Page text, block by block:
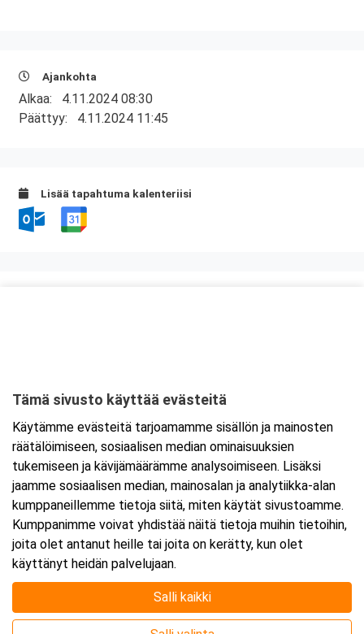
Ajankohta
Alkaa: 4.11.2024 08:30
Päättyy: 4.11.2024 11:45
Lisää tapahtuma kalenteriisi
Tarkempi kartta ja ajo-ohjeet
Tämä sivusto käyttää evästeitä
Käytämme evästeitä tarjoamamme sisällön ja mainosten
räätälöimiseen, sosiaalisen median ominaisuuksien
tukemiseen ja kävijämäärämme analysoimiseen. Lisäksi
jaamme sosiaalisen median, mainosalan ja analytiikka-alan
kumppaneillemme tietoja siitä, miten käytät sivustoamme.
Kumppanimme voivat yhdistää näitä tietoja muihin tietoihin,
joita olet antanut heille tai joita on kerätty, kun olet
käyttänyt heidän palvelujaan.
Salli kaikki